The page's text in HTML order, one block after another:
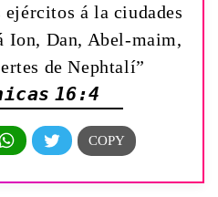
ejércitos á la ciudades
Ion, Dan, Abel-maim,
de Nephtalí”
16:4